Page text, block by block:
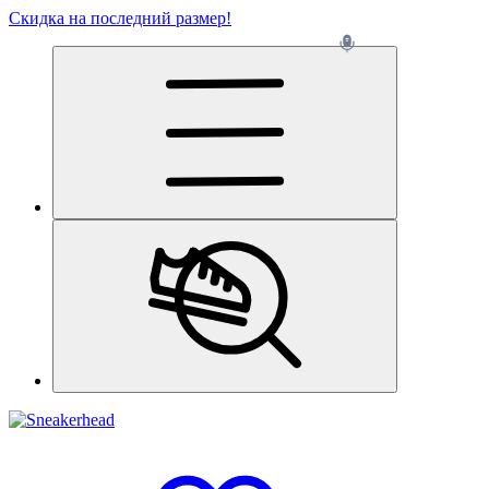
Скидка на последний размер!